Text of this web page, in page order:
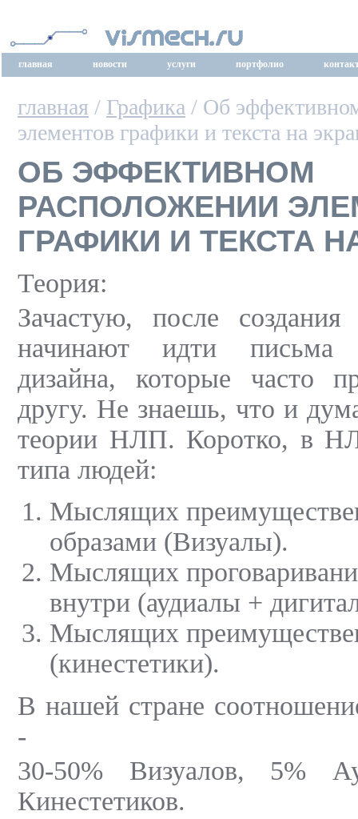
главная новости услуги портфолио
главная / Графика / Об
элементов графики и текста на
ОБ ЭФФЕКТИВНОМ
РАСПОЛОЖЕНИИ
ГРАФИКИ И ТЕКСТА
Теория:
Зачастую, после
начинают идти
дизайна, которые часто
другу. Не знаешь, что и
теории НЛП. Коротко, в
типа людей:
Мыслящих
образами (Визуалы).
Мыслящих
внутри (аудиалы +
Мыслящих
(кинестетики).
В нашей стране
-
30-50% Визуалов, 5%
Кинестетиков.